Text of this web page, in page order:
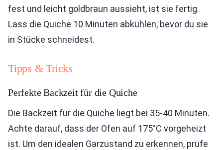
fest und leicht goldbraun aussieht, ist sie fertig.
Lass die Quiche 10 Minuten abkühlen, bevor du sie
in Stücke schneidest.
Tipps & Tricks
Perfekte Backzeit für die Quiche
Die Backzeit für die Quiche liegt bei 35-40 Minuten.
Achte darauf, dass der Ofen auf 175°C vorgeheizt
ist. Um den idealen Garzustand zu erkennen, prüfe